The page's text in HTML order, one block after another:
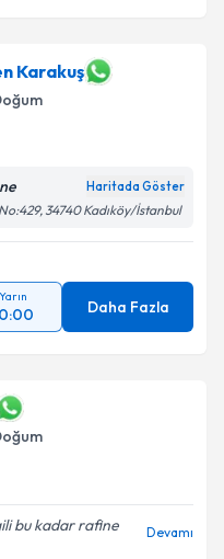
Karakuş
Haritada Göster
34740 Kadıköy/İstanbul
Yarın
Daha Fazla
bu kadar rafine
Devamı